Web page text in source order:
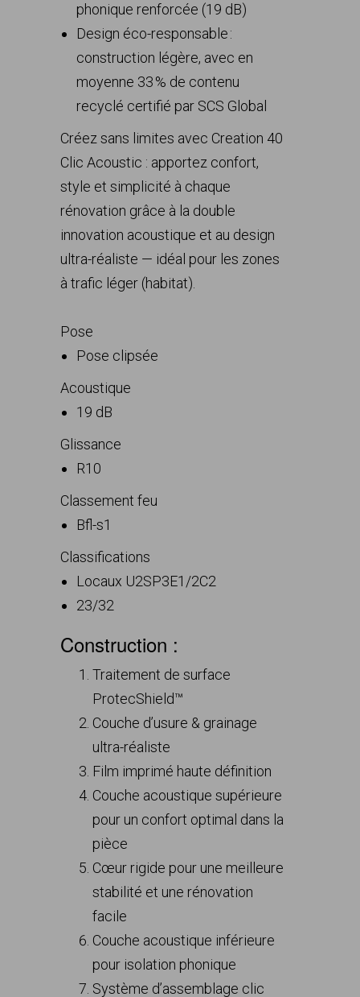
phonique renforcée (19 dB)
Design éco-responsable :
construction légère, avec en
moyenne 33 % de contenu
recyclé certifié par SCS Global
Créez sans limites avec Creation 40
Clic Acoustic : apportez confort,
style et simplicité à chaque
rénovation grâce à la double
innovation acoustique et au design
ultra-réaliste — idéal pour les zones
à trafic léger (habitat).
Pose
Pose clipsée
Acoustique
19 dB
Glissance
R10
Classement feu
Bfl-s1
Classifications
Locaux U2SP3E1/2C2
23/32
Construction :
Traitement de surface
ProtecShield™
Couche d’usure & grainage
ultra-réaliste
Film imprimé haute définition
Couche acoustique supérieure
pour un confort optimal dans la
pièce
Cœur rigide pour une meilleure
stabilité et une rénovation
facile
Couche acoustique inférieure
pour isolation phonique
Système d’assemblage clic